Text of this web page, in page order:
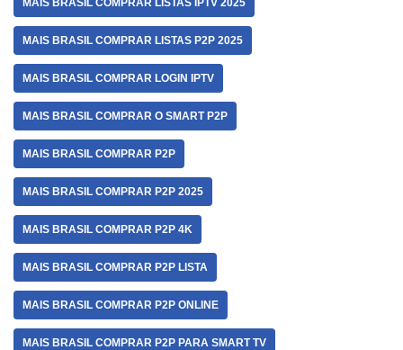
MAIS BRASIL COMPRAR LISTAS IPTV 2025
MAIS BRASIL COMPRAR LISTAS P2P 2025
MAIS BRASIL COMPRAR LOGIN IPTV
MAIS BRASIL COMPRAR O SMART P2P
MAIS BRASIL COMPRAR P2P
MAIS BRASIL COMPRAR P2P 2025
MAIS BRASIL COMPRAR P2P 4K
MAIS BRASIL COMPRAR P2P LISTA
MAIS BRASIL COMPRAR P2P ONLINE
MAIS BRASIL COMPRAR P2P PARA SMART TV